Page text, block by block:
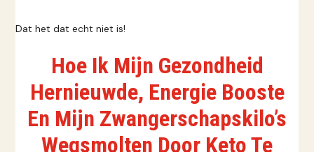
Dat het dat echt niet is!
Hoe Ik Mijn Gezondheid
Hernieuwde, Energie Booste
En Mijn Zwangerschapskilo’s
Wegsmolten Door Keto Te